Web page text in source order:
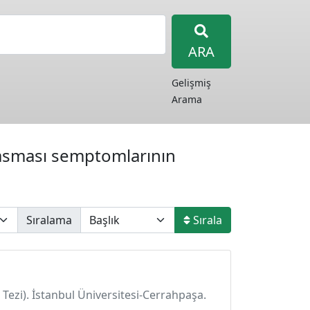
ARA
Gelişmiş
Arama
semptomlarının
Sıralama Sırala
Tezi). İstanbul Üniversitesi-Cerrahpaşa.